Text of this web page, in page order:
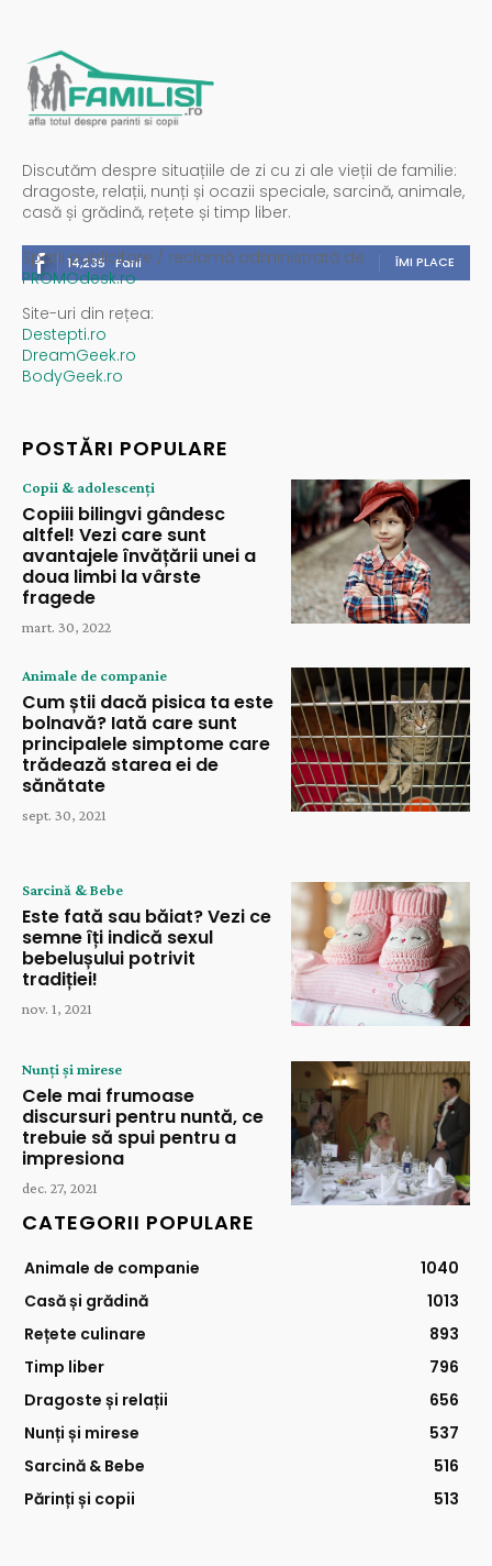
Discutăm despre situațiile de zi cu zi ale vieții de familie:
dragoste, relații, nunți și ocazii speciale, sarcină, animale,
casă și grădină, rețete și timp liber.
14,235 Fani ÎMI PLACE
Spații publicitare / reclamă administrată de
PROMOdesk.ro
Site-uri din rețea:
Destepti.ro
DreamGeek.ro
BodyGeek.ro
POSTĂRI POPULARE
Copii & adolescenți
Copiii bilingvi gândesc
altfel! Vezi care sunt
avantajele învățării unei a
doua limbi la vârste
fragede
mart. 30, 2022
Animale de companie
Cum știi dacă pisica ta este
bolnavă? Iată care sunt
principalele simptome care
trădează starea ei de
sănătate
sept. 30, 2021
Sarcină & Bebe
Este fată sau băiat? Vezi ce
semne îți indică sexul
bebelușului potrivit
tradiției!
nov. 1, 2021
Nunți și mirese
Cele mai frumoase
discursuri pentru nuntă, ce
trebuie să spui pentru a
impresiona
dec. 27, 2021
CATEGORII POPULARE
Animale de companie
1040
Casă și grădină
1013
Rețete culinare
893
Timp liber
796
Dragoste și relații
656
Nunți și mirese
537
Sarcină & Bebe
516
Părinți și copii
513